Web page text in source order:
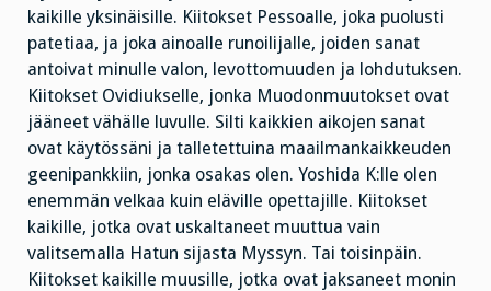
kaikille yksinäisille. Kiitokset Pessoalle, joka puolusti
patetiaa, ja joka ainoalle runoilijalle, joiden sanat
antoivat minulle valon, levottomuuden ja lohdutuksen.
Kiitokset Ovidiukselle, jonka Muodonmuutokset ovat
jääneet vähälle luvulle. Silti kaikkien aikojen sanat
ovat käytössäni ja talletettuina maailmankaikkeuden
geenipankkiin, jonka osakas olen. Yoshida K:lle olen
enemmän velkaa kuin eläville opettajille. Kiitokset
kaikille, jotka ovat uskaltaneet muuttua vain
valitsemalla Hatun sijasta Myssyn. Tai toisinpäin.
Kiitokset kaikille muusille, jotka ovat jaksaneet monin